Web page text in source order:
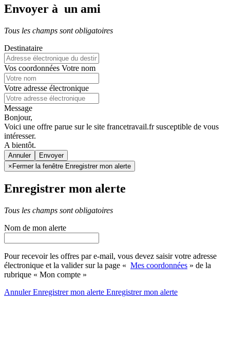
Envoyer à un ami
Tous les champs sont obligatoires
Destinataire
Vos coordonnées Votre nom
Votre adresse électronique
Message
Bonjour,
Voici une offre parue sur le site francetravail.fr susceptible de vous
intéresser.
A bientôt.
Annuler
× Fermer la fenêtre Enregistrer mon alerte
Enregistrer mon alerte
Tous les champs sont obligatoires
Nom de mon alerte
Pour recevoir les offres par e-mail, vous devez saisir votre adresse
électronique et la valider sur la page « Mes coordonnées » de la
rubrique « Mon compte »
AnnulerEnregistrer mon alerte Enregistrermon alerte